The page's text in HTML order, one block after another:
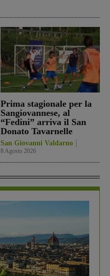
Prima stagionale per la
Sangiovannese, al
“Fedini” arriva il San
Donato Tavarnelle
San Giovanni Valdarno
8 Agosto 2026